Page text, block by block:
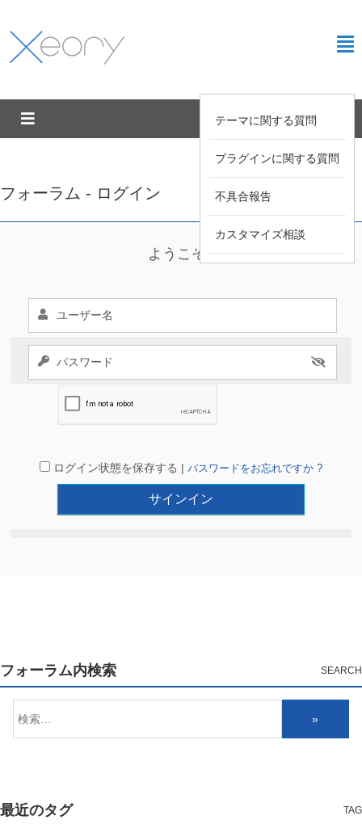
テーマに関する質問
プラグインに関する質問
不具合報告
カスタマイズ相談
フォーラム - ログイン
ようこそ !
ログイン状態を保存する | パスワードをお忘れですか ?
フォーラム内検索
最近のタグ